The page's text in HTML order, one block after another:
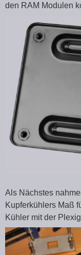
den RAM Modulen
Als Nächstes
Kupferkühlers Maß
Kühler mit der